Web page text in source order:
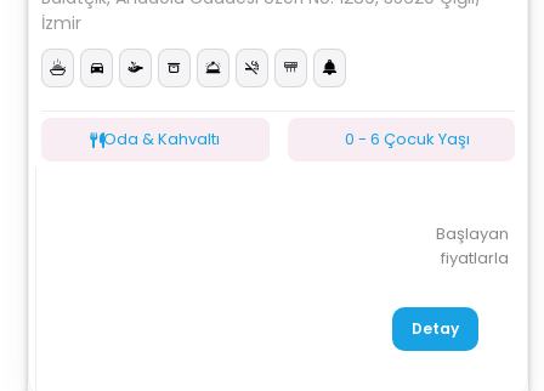
İzmir
Oda & Kahvaltı 0 - 6 Çocuk Yaşı
Başlayan
fiyatlarla
Detay